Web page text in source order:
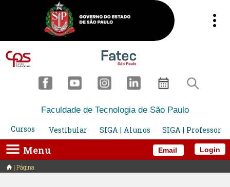
Email
Faculdade de Tecnologia de São Paulo
Cursos
Vestibular SIGA | Alunos SIGA | Professor
Menu Login
Página